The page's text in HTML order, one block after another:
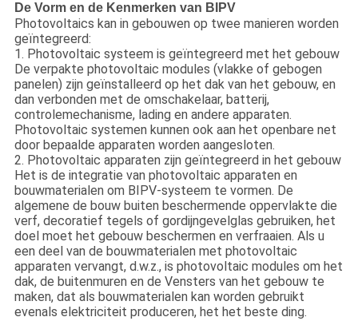
De Vorm en de Kenmerken van BIPV
Photovoltaics kan in gebouwen op twee manieren worden
geïntegreerd:
1. Photovoltaic systeem is geïntegreerd met het gebouw
De verpakte photovoltaic modules (vlakke of gebogen
panelen) zijn geïnstalleerd op het dak van het gebouw, en
dan verbonden met de omschakelaar, batterij,
controlemechanisme, lading en andere apparaten.
Photovoltaic systemen kunnen ook aan het openbare net
door bepaalde apparaten worden aangesloten.
2. Photovoltaic apparaten zijn geïntegreerd in het gebouw
Het is de integratie van photovoltaic apparaten en
bouwmaterialen om BIPV-systeem te vormen. De
algemene de bouw buiten beschermende oppervlakte die
verf, decoratief tegels of gordijngevelglas gebruiken, het
doel moet het gebouw beschermen en verfraaien. Als u
een deel van de bouwmaterialen met photovoltaic
apparaten vervangt, d.w.z., is photovoltaic modules om het
dak, de buitenmuren en de Vensters van het gebouw te
maken, dat als bouwmaterialen kan worden gebruikt
evenals elektriciteit produceren, het het beste ding.